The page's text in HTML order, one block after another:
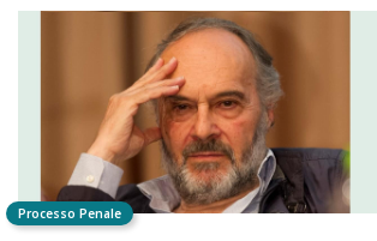
Processo Penale